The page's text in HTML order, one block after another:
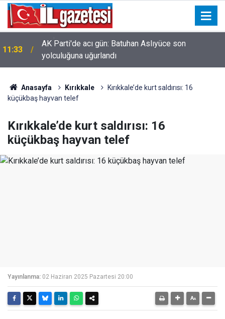
11:33
AK Parti'de acı gün: Batuhan Aslıyüce son
yolculuğuna uğurlandı
Anasayfa Kırıkkale
Kırıkkale’de kurt saldırısı: 16
küçükbaş hayvan telef
Kırıkkale’de kurt saldırısı: 16
küçükbaş hayvan telef
Yayınlanma: 02 Haziran 2025 Pazartesi 20:00